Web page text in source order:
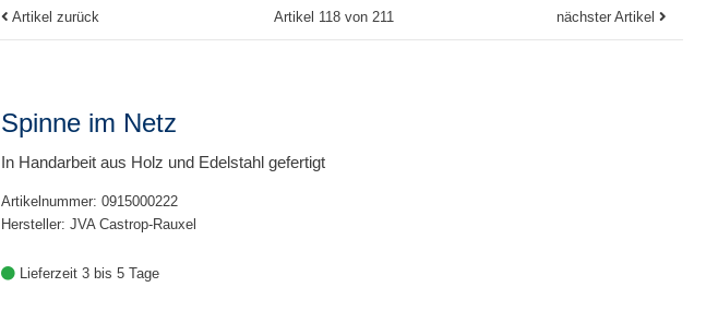
Artikel zurück Artikel 118 von 211 nächster Artikel
Spinne im Netz
In Handarbeit aus Holz und Edelstahl gefertigt
Artikelnummer: 0915000222
Hersteller: JVA Castrop-Rauxel
Lieferzeit 3 bis 5 Tage